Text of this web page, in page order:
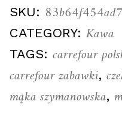
SKU: 83b64f454ad7
CATEGORY: Kawa
TAGS: carrefour
carrefour zabawki,
mąka szymanowska,